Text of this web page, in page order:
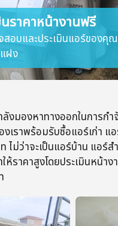
นราคาหน้างานฟรี
สอบและประเมินแอร์ของคุ
ฝง
มองหาทางออกในการกำจั
งเราพร้อมรับซื้อแอร์เก่า แ
ไม่ว่าจะเป็นแอร์บ้าน แอร์
ห้ราคาสูงโดยประเมินหน้า